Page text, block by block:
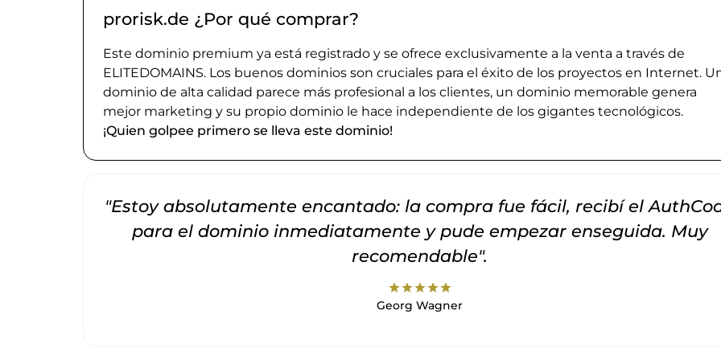
prorisk.de ¿Por qué comprar?
Este dominio premium ya está registrado y se ofrece exclusivamente a la venta a través de
ELITEDOMAINS. Los buenos dominios son cruciales para el éxito de los proyectos en Internet.
dominio de alta calidad parece más profesional a los clientes, un dominio memorable genera
mejor marketing y su propio dominio le hace independiente de los gigantes tecnológicos.
¡Quien golpee primero se lleva este dominio!
"Estoy absolutamente encantado: la compra fue fácil, recibí el
para el dominio inmediatamente y pude empezar enseguida. Muy
recomendable".
starstarstarstarstar
Georg Wagner